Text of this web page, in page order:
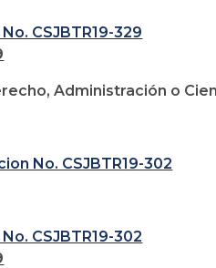
CSJBTR19-329
Administración o
No. CSJBTR19-302
CSJBTR19-302